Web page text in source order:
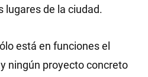
lugares de la ciudad.
está en funciones el
ningún proyecto concreto